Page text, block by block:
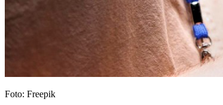
Foto: Freepik